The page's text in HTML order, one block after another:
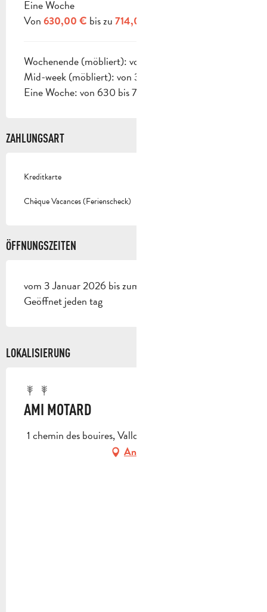
Eine Woche
Von 630,00 € bis zu 714,00 €
Wochenende (möbliert): von 180 bis 204 €
Mid-week (möbliert): von 360 bis 408 €
Eine Woche: von 630 bis 714 €.
ZAHLUNGSART
Kreditkarte
Chèque Vacances (Ferienscheck)
ÖFFNUNGSZEITEN
vom 3 Januar 2026 bis zum 1 Januar 2027 -
Geöffnet jeden tag
LOKALISIERUNG
AMI MOTARD
1 chemin des bouires, Vallon de Nice, 13390 Auriol
Anfahrt